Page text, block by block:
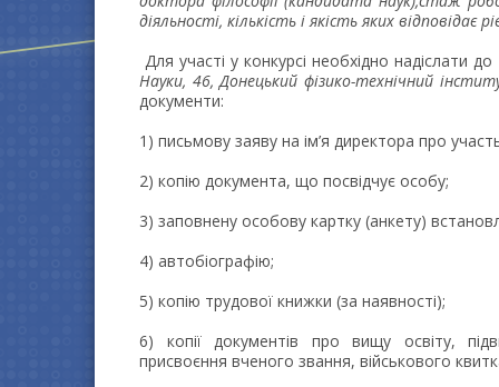
діяльності, кількість і якість яких відповідає
Для участі у конкурсі необхідно надіслати
Науки, 46, Донецький фізико-технічний
документи:
1) письмову заяву на ім’я директора про
2) копію документа, що посвідчує особу;
3) заповнену особову картку (анкету)
4) автобіографію;
5) копію трудової книжки (за наявності);
6) копії документів про вищу освіту,
присвоєння вченого звання, військового